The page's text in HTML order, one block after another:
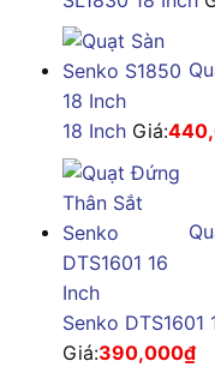
18 Inch Giá:
Senko DTS1601
Giá:390,000₫